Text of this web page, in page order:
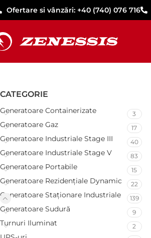
Ofertare si vânzări: +40 (740) 076 716
CATEGORIE
Generatoare Containerizate 3
Generatoare Gaz 17
Generatoare Industriale Stage III 40
Generatoare Industriale Stage V 83
Generatoare Portabile 15
Generatoare Rezidențiale Dynamic 22
Generatoare Staționare Industriale 139
Generatoare Sudură 9
Turnuri Iluminat 2